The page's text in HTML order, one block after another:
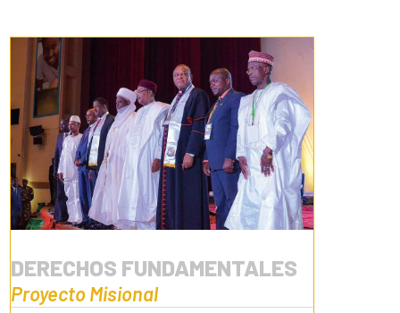
DERECHOS FUNDAMENTALES
Proyecto Misional